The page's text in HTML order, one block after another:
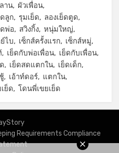
าน
ผัวเพื่อน
ลูก รุมเย็ด
ลองเย็ดตูด
พ่อ สวิงกิ้ง หนุ่มใหญ่
ย์ไบ เซ็กส์ครั้งแรก
เซ็กส์หมู่
เย็ดกับพ่อเพื่อน
เย็ดกับเพื่อน
เย็ดสดแตกใน
เย็ดเด็ก
เอ้าท์ดอร์
แตกใน
ย็ด โดนพี่เขยเย็ด
Requirements Compliance